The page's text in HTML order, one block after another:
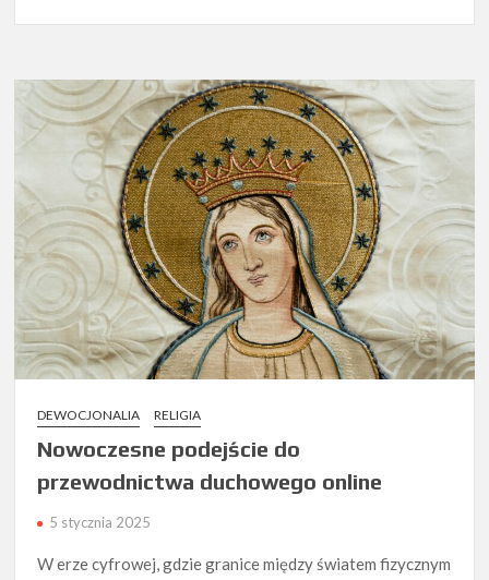
DEWOCJONALIA RELIGIA
Nowoczesne podejście do
przewodnictwa duchowego online
5 stycznia 2025
W erze cyfrowej, gdzie granice między światem fizycznym